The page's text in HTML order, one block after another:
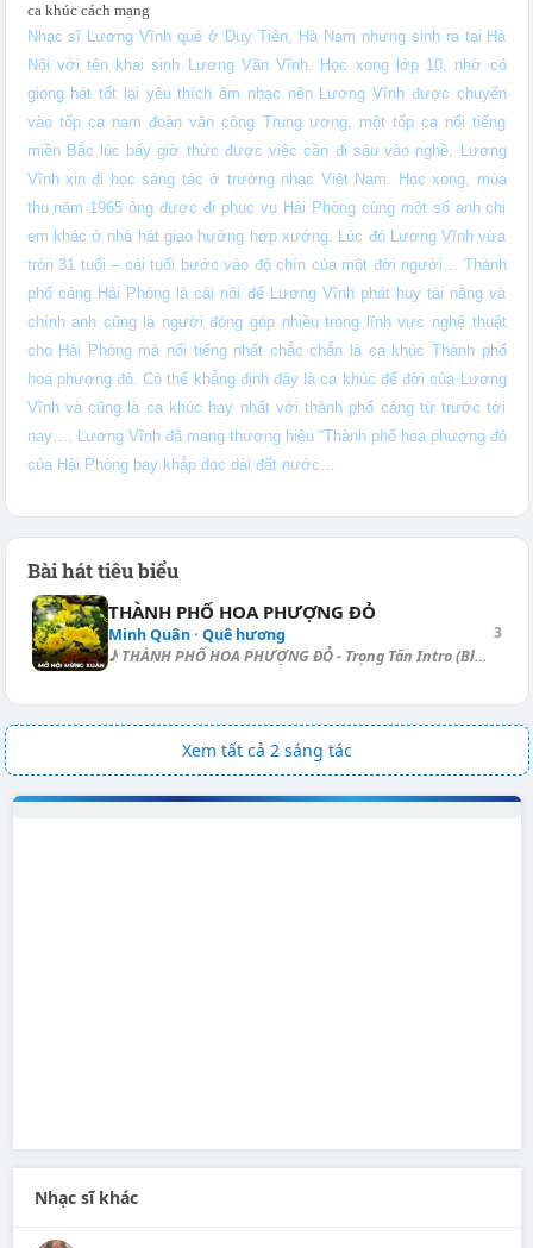
ca khúc cách mạng
Nhạc sĩ Lương Vĩnh quê ở Duy Tiên, Hà Nam nhưng sinh ra tại Hà
Nội với tên khai sinh Lương Văn Vĩnh. Học xong lớp 10, nhờ có
giọng hát tốt lại yêu thích âm nhạc nên Lương Vĩnh được chuyển
vào tốp ca nam đoàn văn công Trung ương, một tốp ca nổi tiếng
miền Bắc lúc bấy giờ thức được việc cần đi sâu vào nghề, Lương
Vĩnh xin đi học sáng tác ở trường nhạc Việt Nam. Học xong, mùa
thu năm 1965 ông được đi phục vụ Hải Phòng cùng một số anh chị
em khác ở nhà hát giao hưởng hợp xướng. Lúc đó Lương Vĩnh vừa
tròn 31 tuổi – cái tuổi bước vào độ chín của một đời người… Thành
phố cảng Hải Phòng là cái nôi để Lương Vĩnh phát huy tài năng và
chính anh cũng là người đóng góp nhiều trong lĩnh vực nghệ thuật
cho Hải Phòng mà nổi tiếng nhất chắc chắn là ca khúc Thành phố
hoa phượng đỏ. Có thể khẳng định đây là ca khúc để đời của Lương
Vĩnh và cũng là ca khúc hay nhất với thành phố cảng từ trước tới
nay…. Lương Vĩnh đã mang thương hiệu “Thành phố hoa phượng đỏ
của Hải Phòng bay khắp dọc dài đất nước…
Bài hát tiêu biểu
THÀNH PHỐ HOA PHƯỢNG ĐỎ
Minh Quân · Quê hương
♪ THÀNH PHỐ HOA PHƯỢNG ĐỎ - Trọng Tấn Intro (Blues) - Capo I.: [E] | [E]...
3
Xem tất cả 2 sáng tác
Nhạc sĩ khác